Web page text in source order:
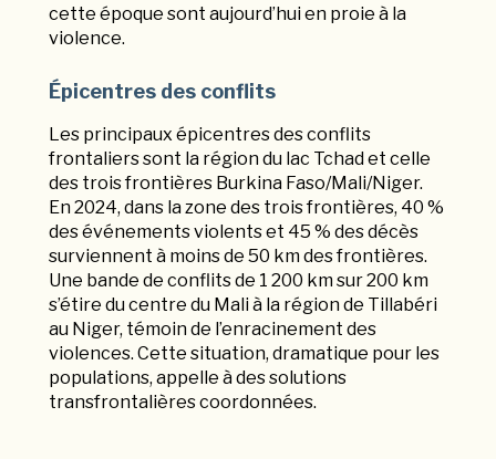
cette époque sont aujourd’hui en proie à la
violence.
Épicentres des conflits
Les principaux épicentres des conflits
frontaliers sont la région du lac Tchad et celle
des trois frontières Burkina Faso/Mali/Niger.
En 2024, dans la zone des trois frontières, 40 %
des événements violents et 45 % des décès
surviennent à moins de 50 km des frontières.
Une bande de conflits de 1 200 km sur 200 km
s’étire du centre du Mali à la région de Tillabéri
au Niger, témoin de l’enracinement des
violences. Cette situation, dramatique pour les
populations, appelle à des solutions
transfrontalières coordonnées.